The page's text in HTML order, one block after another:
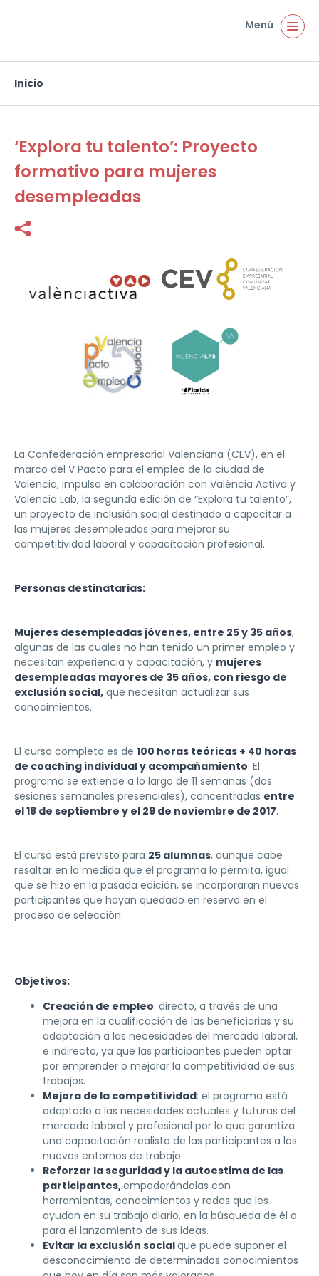
Menú
Usted está aquí
Inicio
‘Explora tu talento’: Proyecto
formativo para mujeres
desempleadas
La Confederación empresarial Valenciana (CEV), en el
marco del V Pacto para el empleo de la ciudad de
Valencia, impulsa en colaboración con València Activa y
Valencia Lab, la segunda edición de “Explora tu talento”,
un proyecto de inclusión social destinado a capacitar a
las mujeres desempleadas para mejorar su
competitividad laboral y capacitación profesional.
Personas destinatarias:
Mujeres desempleadas jóvenes, entre 25 y 35 años,
algunas de las cuales no han tenido un primer empleo y
necesitan experiencia y capacitación, y mujeres
desempleadas mayores de 35 años, con riesgo de
exclusión social, que necesitan actualizar sus
conocimientos.
El curso completo es de 100 horas teóricas + 40 horas
de coaching individual y acompañamiento. El
programa se extiende a lo largo de 11 semanas (dos
sesiones semanales presenciales), concentradas entre
el 18 de septiembre y el 29 de noviembre de 2017.
El curso está previsto para 25 alumnas, aunque cabe
resaltar en la medida que el programa lo permita, igual
que se hizo en la pasada edición, se incorporaran nuevas
participantes que hayan quedado en reserva en el
proceso de selección.
Objetivos:
Creación de empleo: directo, a través de una
mejora en la cualificación de las beneficiarias y su
adaptación a las necesidades del mercado laboral,
e indirecto, ya que las participantes pueden optar
por emprender o mejorar la competitividad de sus
trabajos.
Mejora de la competitividad: el programa está
adaptado a las necesidades actuales y futuras del
mercado laboral y profesional por lo que garantiza
una capacitación realista de las participantes a los
nuevos entornos de trabajo.
Reforzar la seguridad y la autoestima de las
participantes,empoderándolas con
herramientas, conocimientos y redes que les
ayudan en su trabajo diario, en la búsqueda de él o
para el lanzamiento de sus ideas.
Evitar la exclusión socialque puede suponer el
desconocimiento de determinados conocimientos